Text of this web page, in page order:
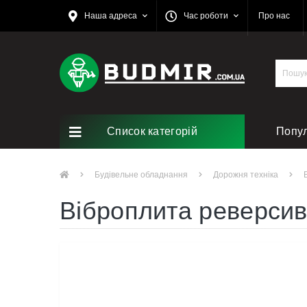
Наша адреса Час роботи Про нас
Список категорій
Будівельне обладнання Дорожня техніка
Віброплита